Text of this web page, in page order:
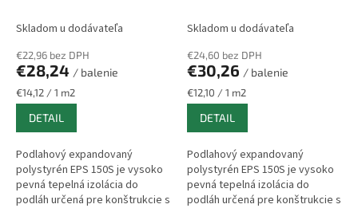
Skladom u dodávateľa
€22,96 bez DPH
€28,24 / balenie
Jednotková
cena:
€14,12 / 1 m2
DETAIL
Podlahový expandovaný
polystyrén EPS 150S je vysoko
pevná tepelná izolácia do
podláh určená pre konštrukcie s
Skladom u dodávateľa
€24,60 bez DPH
€30,26 / balenie
Jednotková
cena:
€12,10 / 1 m2
DETAIL
Podlahový expandovaný
polystyrén EPS 150S je vysoko
pevná tepelná izolácia do
podláh určená pre konštrukcie s